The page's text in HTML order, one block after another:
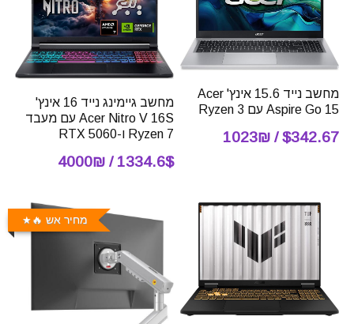
מחשב נייד 15.6 אינץ' Acer
Aspire Go 15 עם Ryzen 3
$342.67 / 1023₪
מחשב גיימינג נייד 16 אינץ'
Acer Nitro V 16S עם מעבד
Ryzen 7 ו-RTX 5060
1334.6$ / 4000₪
מחיר אש 🔥